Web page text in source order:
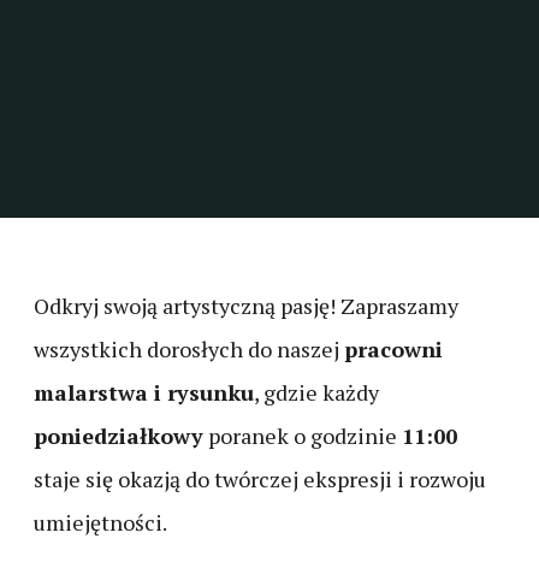
Odkryj swoją artystyczną pasję! Zapraszamy
wszystkich dorosłych do naszej pracowni
malarstwa i rysunku, gdzie każdy
poniedziałkowy poranek o godzinie 11:00
staje się okazją do twórczej ekspresji i rozwoju
umiejętności.